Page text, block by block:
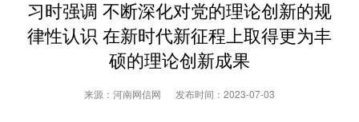
习时强调 不断深化对党的理论创新的规
律性认识 在新时代新征程上取得更为丰
硕的理论创新成果
来源：河南网信网 发布时间： 2023-07-03